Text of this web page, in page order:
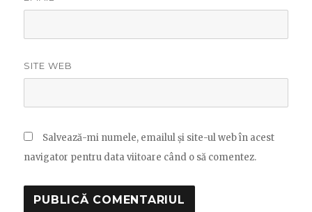
SITE WEB
Salvează-mi numele, emailul și site-ul web în acest
navigator pentru data viitoare când o să comentez.